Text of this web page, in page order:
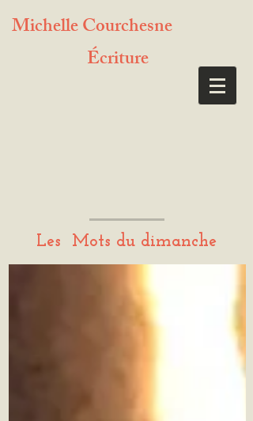
Michelle Courchesne
Écriture
Les Mots du dimanche